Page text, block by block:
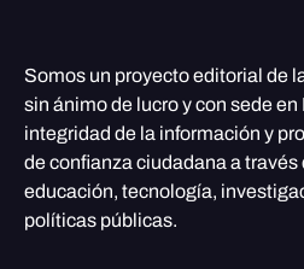
Somos un proyecto editorial de
sin ánimo de lucro y con sede
integridad de la información y
de confianza ciudadana a través
educación, tecnología,
políticas públicas.